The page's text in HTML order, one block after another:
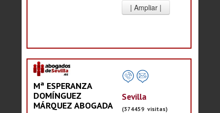
Mª ESPERANZA
DOMÍNGUEZ
MÁRQUEZ ABOGADA
Sevilla
(374459 visitas)